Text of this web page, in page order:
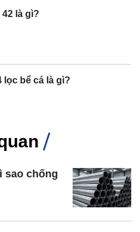
là gì?
lọc bể cá là gì?
sao chống